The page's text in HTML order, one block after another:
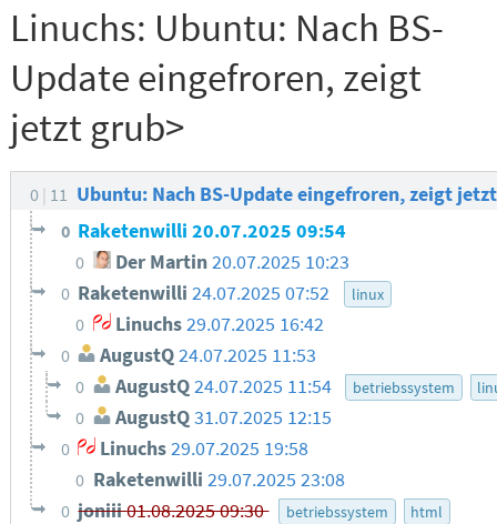
Linuchs: Ubuntu: Nach BS-
Update eingefroren, zeigt
jetzt grub>
0 11 Ubuntu: Nach BS-Update eingefroren, zeigt
0 Raketenwilli20.07.2025 09:54
0 Der Martin 20.07.2025 10:23
0 Raketenwilli24.07.2025 07:52 linux
0 Linuchs 29.07.2025 16:42
0 AugustQ24.07.2025 11:53
0 AugustQ 24.07.2025 11:54 betriebssystem
0 AugustQ 31.07.2025 12:15
0 Linuchs29.07.2025 19:58
0 Raketenwilli 29.07.2025 23:08
0 joniii01.08.2025 09:30 betriebssystem html